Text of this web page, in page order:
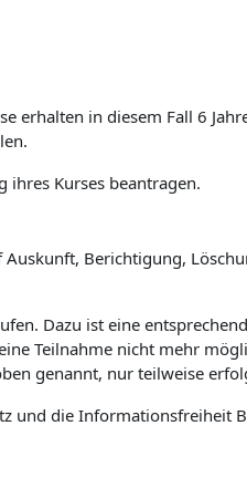
in diesem Fall 6
ihres Kurses beantragen.
Berichtigung,
Dazu ist eine
Teilnahme nicht mehr
genannt, nur teilweise
und die Informationsfreiheit